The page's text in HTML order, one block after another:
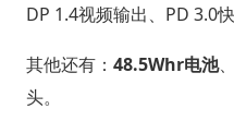
DP 1.4视频输出、PD 3.0快
其他还有： 48.5Whr电池
头。